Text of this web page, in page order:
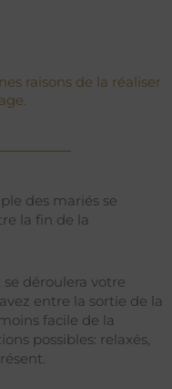
raisons de la réaliser
des mariés se
la fin de la
déroulera votre
entre la sortie de la
facile de la
possibles: relaxés,